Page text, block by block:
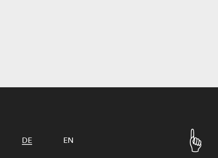
DE EN